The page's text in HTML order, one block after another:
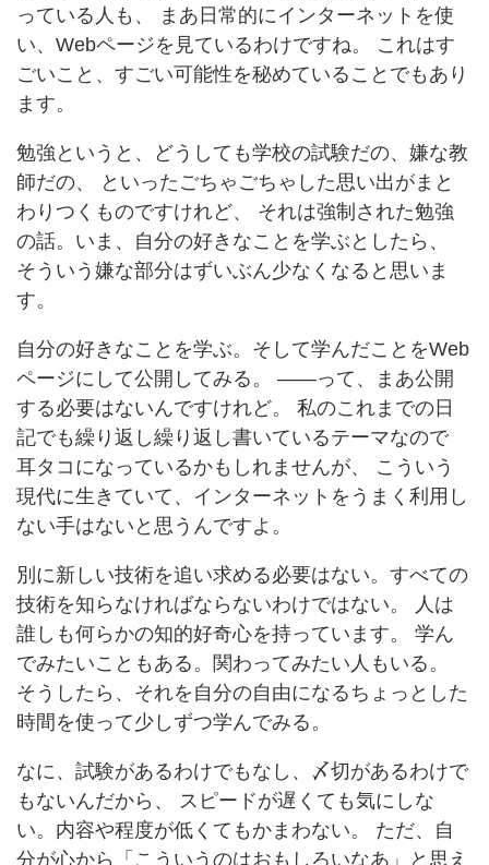
っている人も、 まあ日常的にインターネットを使
い、Webページを見ているわけですね。 これはす
ごいこと、すごい可能性を秘めていることでもあり
ます。
勉強というと、どうしても学校の試験だの、嫌な教
師だの、 といったごちゃごちゃした思い出がまと
わりつくものですけれど、 それは強制された勉強
の話。いま、自分の好きなことを学ぶとしたら、
そういう嫌な部分はずいぶん少なくなると思いま
す。
自分の好きなことを学ぶ。そして学んだことをWeb
ページにして公開してみる。 ——って、まあ公開
する必要はないんですけれど。 私のこれまでの日
記でも繰り返し繰り返し書いているテーマなので
耳タコになっているかもしれませんが、 こういう
現代に生きていて、インターネットをうまく利用し
ない手はないと思うんですよ。
別に新しい技術を追い求める必要はない。すべての
技術を知らなければならないわけではない。 人は
誰しも何らかの知的好奇心を持っています。 学ん
でみたいこともある。関わってみたい人もいる。
そうしたら、それを自分の自由になるちょっとした
時間を使って少しずつ学んでみる。
なに、試験があるわけでもなし、〆切があるわけで
もないんだから、 スピードが遅くても気にしな
い。内容や程度が低くてもかまわない。 ただ、自
分が心から「こういうのはおもしろいなあ」と思え